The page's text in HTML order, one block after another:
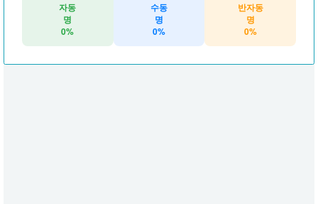
자동
명
0%
수동
명
0%
반자동
명
0%